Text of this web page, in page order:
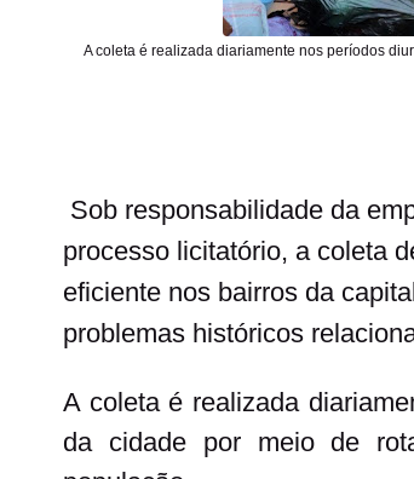
A coleta é realizada diariamente nos períodos
Sob responsabilidade da
processo licitatório, a coleta
eficiente nos bairros da
problemas históricos
A coleta é realizada
da cidade por meio de